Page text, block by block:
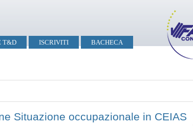
T&D ISCRIVITI
BACHECA
Situazione occupazionale in CEIAS